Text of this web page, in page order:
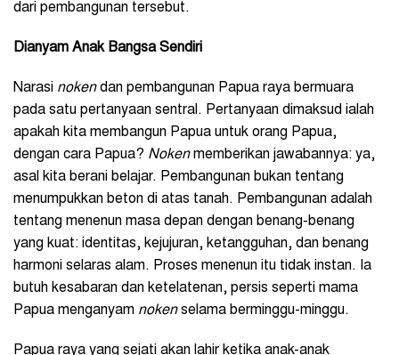
dari pembangunan tersebut.
Dianyam Anak Bangsa Sendiri
Narasi nokendan pembangunan Papua raya bermuara
pada satu pertanyaan sentral. Pertanyaan dimaksud ialah
apakah kita membangun Papua untuk orang Papua,
dengan cara Papua? Nokenmemberikan jawabannya: ya,
asal kita berani belajar. Pembangunan bukan tentang
menumpukkan beton di atas tanah. Pembangunan adalah
tentang menenun masa depan dengan benang-benang
yang kuat: identitas, kejujuran, ketangguhan, dan benang
harmoni selaras alam. Proses menenun itu tidak instan. Ia
butuh kesabaran dan ketelatenan, persis seperti mama
Papua menganyam nokenselama berminggu-minggu.
Papua raya yang sejati akan lahir ketika anak-anak